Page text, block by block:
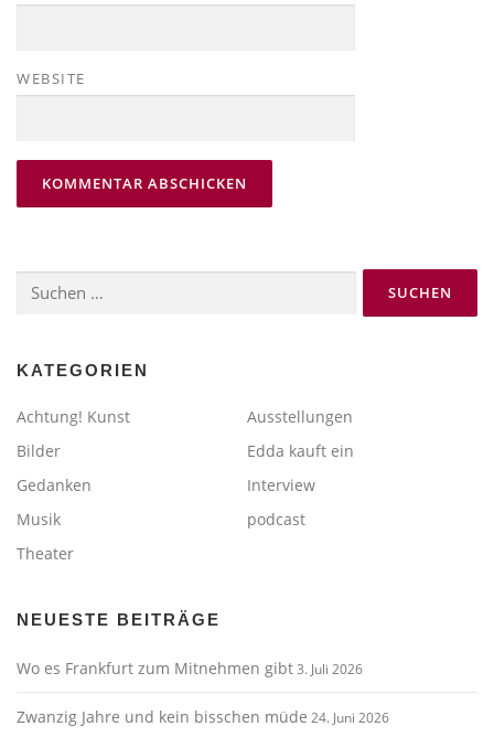
WEBSITE
nach:
KATEGORIEN
Achtung! Kunst
Ausstellungen
Bilder
Edda kauft ein
Gedanken
Interview
Musik
podcast
Theater
NEUESTE BEITRÄGE
Wo es Frankfurt zum Mitnehmen gibt3. Juli 2026
Zwanzig Jahre und kein bisschen müde 24. Juni 2026